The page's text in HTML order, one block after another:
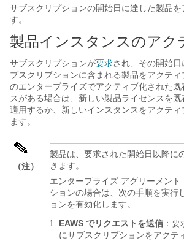
サブスクリプションの開始日に達した製品を
す。
製品インスタンスのアク
サブスクリプションが要求され、その開始
ブスクリプションに含まれる製品をアクテ
のエンタープライズでアクティブ化された
スがある場合は、新しい製品ライセンスを
適用するか、新しいインスタンスをアクティ
ます。
（注）
製品は、要求された開始日以降に
きます。
エンタープライズ アグリーメン
ションの場合は、次の手順を実行
ョンを有効化します。
EAWS でリクエストを送信 ：
にサブスクリプションをアクテ